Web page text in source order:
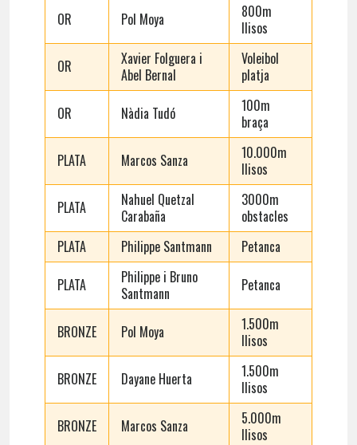
OR Pol Moya
800m
llisos
OR
Xavier Folguera i
Abel Bernal
Voleibol
platja
OR
Nàdia Tudó
100m
braça
PLATA
Marcos Sanza
10.000m
llisos
PLATA
Nahuel Quetzal
Carabaña
3000m
obstacles
PLATA
Philippe Santmann
Petanca
PLATA
Philippe i Bruno
Santmann
Petanca
BRONZE Pol Moya
1.500m
llisos
BRONZE
Dayane Huerta
1.500m
llisos
BRONZE
Marcos Sanza
5.000m
llisos